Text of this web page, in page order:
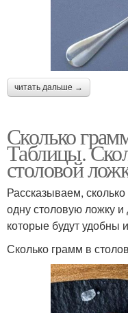
читать дальше →
Сколько
Таблицы.
столовой
Рассказываем,
одну столовую ложку
которые будут удобны
Сколько грамм в